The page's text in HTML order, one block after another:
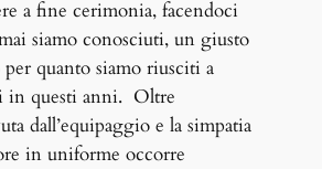
a fine cerimonia, facendoci
siamo conosciuti, un giusto
quanto siamo riusciti a
in questi anni. Oltre
dall’equipaggio e la simpatia
in uniforme occorre